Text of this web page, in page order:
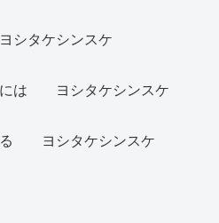
タケシンスケ
には ヨシタケシンスケ
る ヨシタケシンスケ